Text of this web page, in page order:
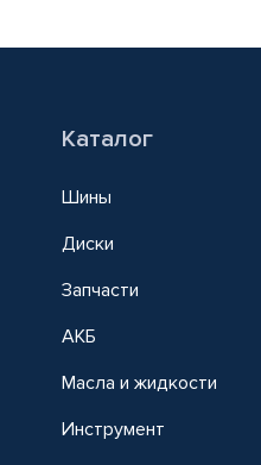
Каталог
Шины
Диски
Запчасти
АКБ
Масла и жидкости
Инструмент